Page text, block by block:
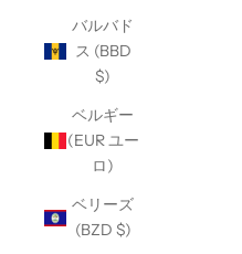
バルバド
ス (BBD
$)
ベルギー
(EUR ユー
ロ)
ベリーズ
(BZD $)